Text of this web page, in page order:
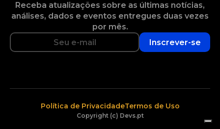
Receba atualizações sobre as últimas notícias,
análises, dados e eventos entregues duas vezes
por mês.
Inscrever-se
Copyright (c) Devs.pt
Política de PrivacidadeTermos de Uso